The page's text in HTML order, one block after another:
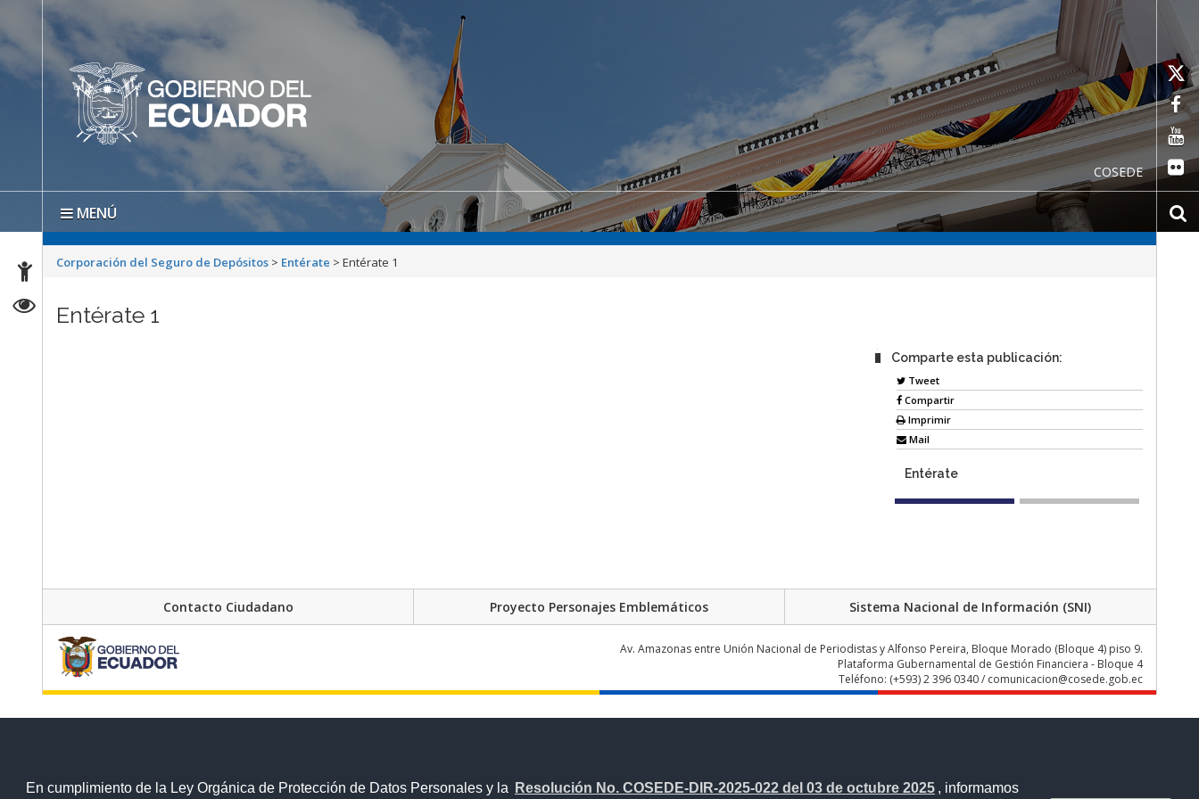
En cumplimiento de la Ley Orgánica de Protección de Datos Personales y la Resolución No. COSEDE-DIR-2025-022 del 03 de octubre 2025 , informamos
COSEDE
MENÚ
Corporación del Seguro de Depósitos > Entérate >Entérate 1
Entérate 1
Comparte esta publicación:
Tweet
Compartir
Imprimir
Mail
Entérate
Contacto Ciudadano Proyecto Personajes Emblemáticos Sistema Nacional de Información (SNI)
Av. Amazonas entre Unión Nacional de Periodistas y Alfonso Pereira, Bloque Morado (Bloque 4) piso 9.
Plataforma Gubernamental de Gestión Financiera - Bloque 4
Teléfono: (+593) 2 396 0340 / comunicacion@cosede.gob.ec